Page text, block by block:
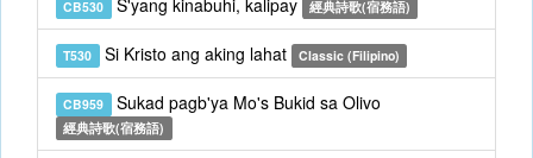
CB530 S'yang kinabuhi, kalipay 經典詩歌(宿務語)
T530 Si Kristo ang aking lahat Classic (Filipino)
CB959 Sukad pagb'ya Mo's Bukid sa Olivo
經典詩歌(宿務語)